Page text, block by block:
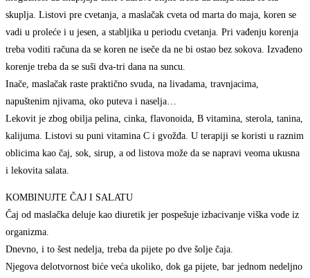
skuplja. Listovi pre cvetanja, a maslačak cveta od marta do maja, koren se
vadi u proleće i u jesen, a stabljika u periodu cvetanja. Pri vađenju korenja
treba voditi računa da se koren ne iseče da ne bi ostao bez sokova. Izvađeno
korenje treba da se suši dva-tri dana na suncu.
Inače, maslačak raste praktično svuda, na livadama, travnjacima,
napuštenim njivama, oko puteva i naselja…
Lekovit je zbog obilja pelina, cinka, flavonoida, B vitamina, sterola, tanina,
kalijuma. Listovi su puni vitamina C i gvožđa. U terapiji se koristi u raznim
oblicima kao čaj, sok, sirup, a od listova može da se napravi veoma ukusna
i lekovita salata.
KOMBINUJTE ČAJ I SALATU
Čaj od maslačka deluje kao diuretik jer pospešuje izbacivanje viška vode iz
organizma.
Dnevno, i to šest nedelja, treba da pijete po dve šolje čaja.
Njegova delotvornost biće veća ukoliko, dok ga pijete, bar jednom nedeljno